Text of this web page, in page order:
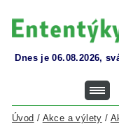
Dnes je 06.08.2026,
Úvod / Akce a výlety /